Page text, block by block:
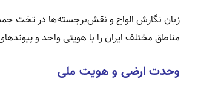
زبان نگارش الواح و نقش‌برجسته‌ها در تخت
مناطق مختلف ایران را با هویتی واحد و
وحدت ارضی و هویت ملی